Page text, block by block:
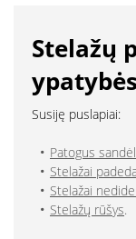
Stelažų
ypatybės
Susiję puslapiai:
Patogus
Stelažai
Stelažai
Stelažų rūšys.